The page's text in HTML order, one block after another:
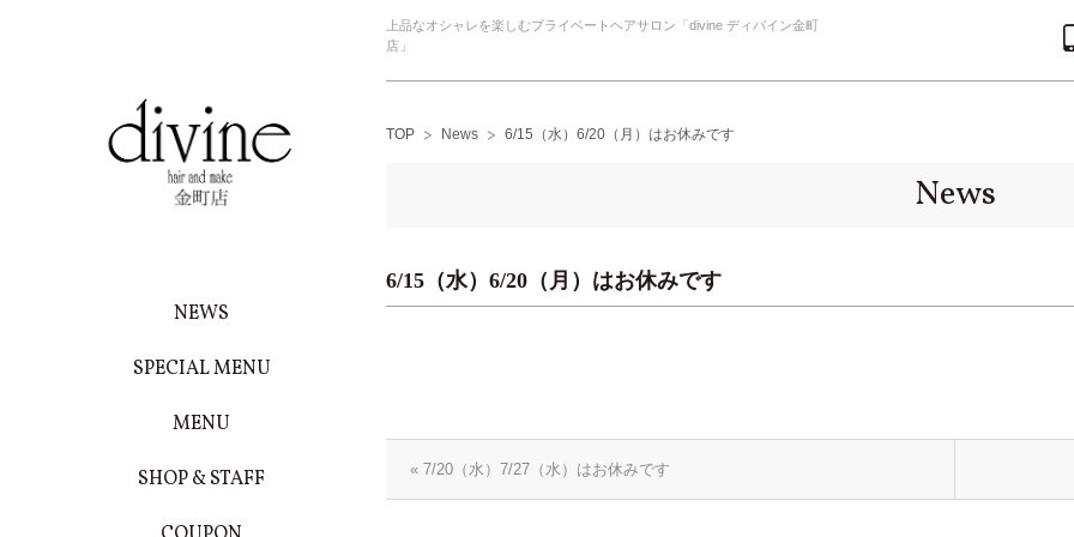
NEWS
SPECIAL MENU
MENU
SHOP & STAFF
上品なオシャレを楽しむプライベートヘアサロン「divine ディバイン金町
店」
TOP News 6/15（水）6/20（月）はお休みです
News
6/15（水）6/20（月）はお休みです
« 7/20（水）7/27（水）はお休みです